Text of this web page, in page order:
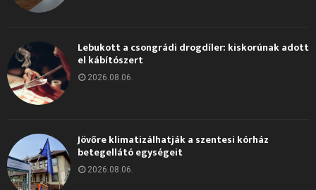
Lebukott a csongrádi drogdíler: kiskorúnak adott
el kábítószert
2026.08.06.
Jövőre klimatizálhatják a szentesi kórház
betegellátó egységeit
2026.08.06.